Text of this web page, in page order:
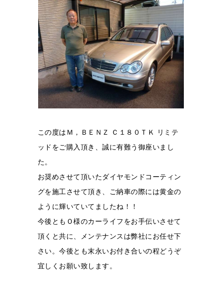
この度はＭ，ＢＥＮＺ Ｃ１８０ＴＫ リミテ
ッドをご購入頂き、誠に有難う御座いまし
た。
お奨めさせて頂いたダイヤモンドコーティン
グを施工させて頂き、ご納車の際には黄金の
ように輝いていてましたね！！
今後ともＯ様のカーライフをお手伝いさせて
頂くと共に、
メンテナンスは弊社にお任せ下
さい。今後とも末永いお付き合いの程どうぞ
宜しくお願い致します。